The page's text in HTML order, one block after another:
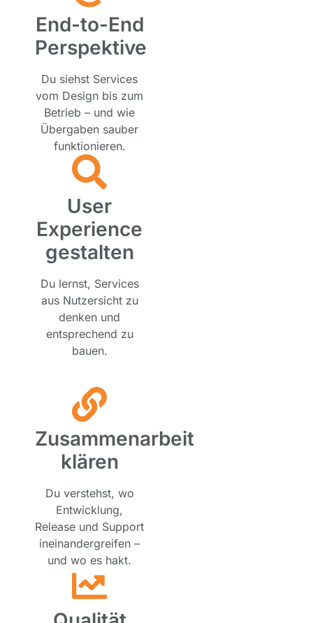
End-to-End
Perspektive
Du siehst Services
vom Design bis zum
Betrieb – und wie
Übergaben sauber
funktionieren.
User
Experience
gestalten
Du lernst, Services
aus Nutzersicht zu
denken und
entsprechend zu
bauen.
Zusammenarbeit
klären
Du verstehst, wo
Entwicklung,
Release und Support
ineinandergreifen –
und wo es hakt.